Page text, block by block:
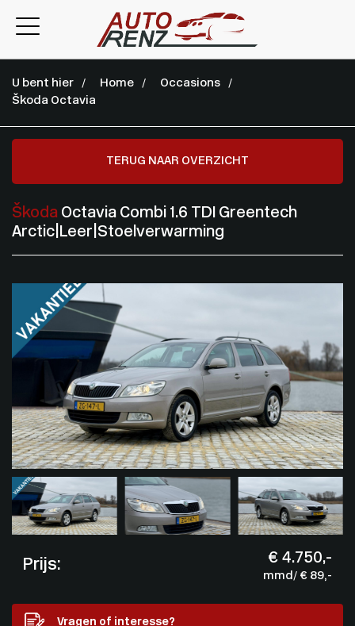
U bent hier Home
Occasions
Škoda Octavia
TERUG NAAR OVERZICHT
Škoda Octavia Combi 1.6 TDI Greentech
Arctic|Leer|Stoelverwarming
Prijs: € 4.750,-
mmd/ € 89,-
Vragen of interesse?